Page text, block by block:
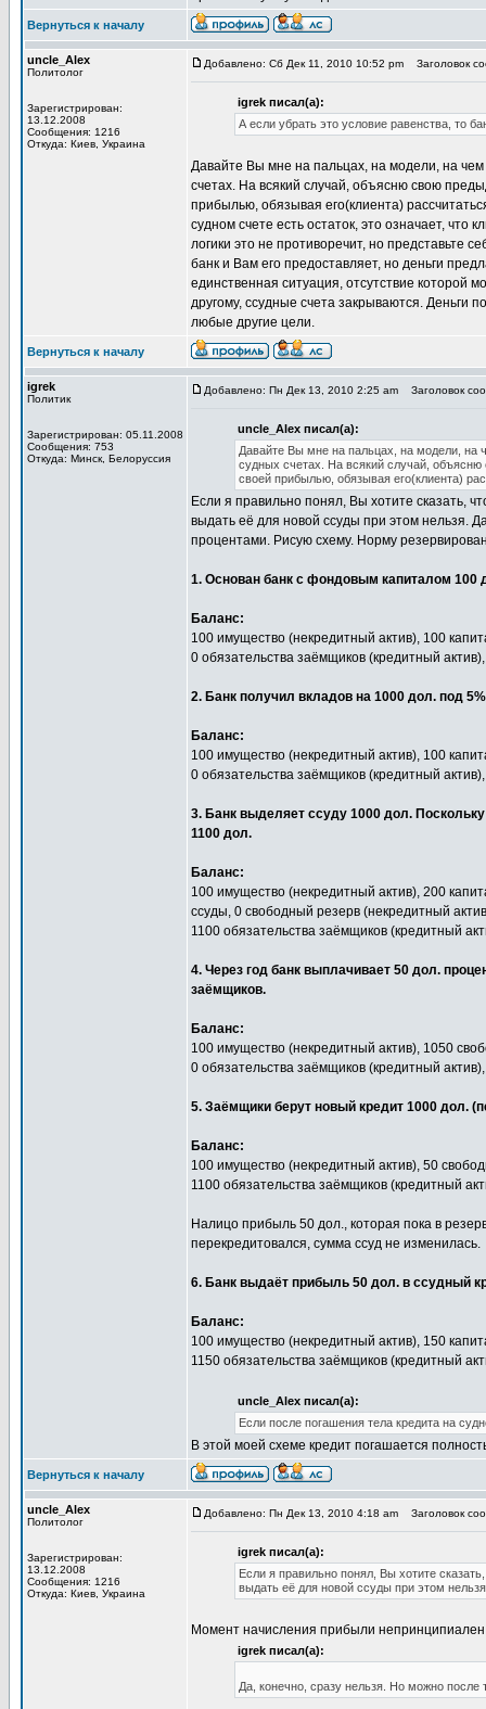
Вернуться к началу
uncle_Alex
Политолог
Зарегистрирован:
13.12.2008
Сообщения: 1216
Откуда: Киев, Украина
Добавлено: Сб Дек 11, 2010 10:52 pm Заголовок
igrek писал(а):
А если убрать это условие равенства, то
Давайте Вы мне на пальцах, на модели, на
счетах. На всякий случай, объясню свою
прибылью, обязывая его(клиента)
судном счете есть остаток, это означает,
логики это не противоречит, но представьте
банк и Вам его предоставляет, но деньги
единственная ситуация, отсутствие которой
другому, ссудные счета закрываются. Деньги
любые другие цели.
Вернуться к началу
igrek
Политик
Зарегистрирован: 05.11.2008
Сообщения: 753
Откуда: Минск, Белоруссия
Добавлено: Пн Дек 13, 2010 2:25 am Заголовок
uncle_Alex писал(а):
Давайте Вы мне на пальцах, на модели, на
судных счетах. На всякий случай,
своей прибылью, обязывая его(клиента)
Если я правильно понял, Вы хотите сказать,
выдать её для новой ссуды при этом нельзя.
процентами. Рисую схему. Норму
1. Основан банк с фондовым капиталом 100
Баланс:
100 имущество (некредитный актив), 100
0 обязательства заёмщиков (кредитный
2. Банк получил вкладов на 1000 дол. под
Баланс:
100 имущество (некредитный актив), 100
0 обязательства заёмщиков (кредитный
3. Банк выделяет ссуду 1000 дол.
1100 дол.
Баланс:
100 имущество (некредитный актив), 200
ссуды, 0 свободный резерв (некредитный
1100 обязательства заёмщиков (кредитный
4. Через год банк выплачивает 50 дол.
заёмщиков.
Баланс:
100 имущество (некредитный актив), 1050
0 обязательства заёмщиков (кредитный
5. Заёмщики берут новый кредит 1000 дол.
Баланс:
100 имущество (некредитный актив), 50
1100 обязательства заёмщиков (кредитный
Налицо прибыль 50 дол., которая пока в
перекредитовался, сумма ссуд не изменилась.
6. Банк выдаёт прибыль 50 дол. в ссудный
Баланс:
100 имущество (некредитный актив), 150
1150 обязательства заёмщиков (кредитный
uncle_Alex писал(а):
Если после погашения тела кредита на
В этой моей схеме кредит погашается
Вернуться к началу
uncle_Alex
Политолог
Зарегистрирован:
13.12.2008
Сообщения: 1216
Откуда: Киев, Украина
Добавлено: Пн Дек 13, 2010 4:18 am Заголовок
igrek писал(а):
Если я правильно понял, Вы хотите
выдать её для новой ссуды при этом
Момент начисления прибыли
igrek писал(а):
Да, конечно, сразу нельзя. Но можно после